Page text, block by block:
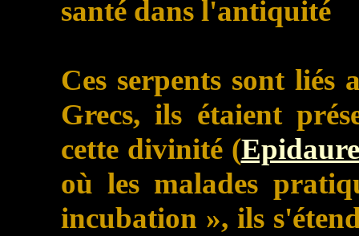
santé dans l'antiquité
Ces serpents sont liés
Grecs, ils étaient
cette divinité (Epidaure
où les malades
incubation », ils